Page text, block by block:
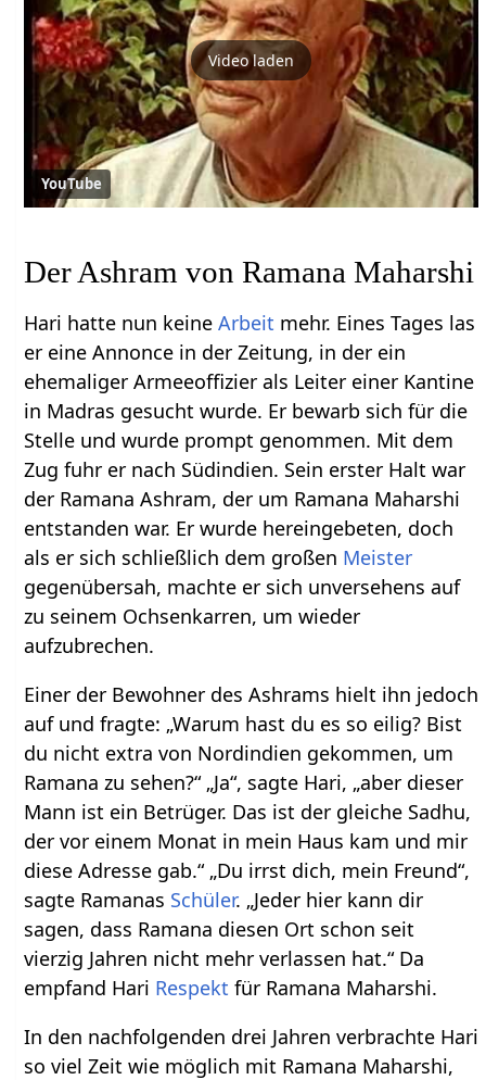
Video laden
YouTube
Der Ashram von Ramana Maharshi
Hari hatte nun keineArbeit mehr. Eines Tages las
er eine Annonce in der Zeitung, in der ein
ehemaliger Armeeoffizier als Leiter einer Kantine
in Madras gesucht wurde. Er bewarb sich für die
Stelle und wurde prompt genommen. Mit dem
Zug fuhr er nach Südindien. Sein erster Halt war
der Ramana Ashram, der um Ramana Maharshi
entstanden war. Er wurde hereingebeten, doch
als er sich schließlich dem großen Meister
gegenübersah, machte er sich unversehens auf
zu seinem Ochsenkarren, um wieder
aufzubrechen.
Einer der Bewohner des Ashrams hielt ihn jedoch
auf und fragte: „Warum hast du es so eilig? Bist
du nicht extra von Nordindien gekommen, um
Ramana zu sehen?“ „Ja“, sagte Hari, „aber dieser
Mann ist ein Betrüger. Das ist der gleiche Sadhu,
der vor einem Monat in mein Haus kam und mir
diese Adresse gab.“ „Du irrst dich, mein Freund“,
sagte Ramanas Schüler. „Jeder hier kann dir
sagen, dass Ramana diesen Ort schon seit
vierzig Jahren nicht mehr verlassen hat.“ Da
empfand Hari Respekt für Ramana Maharshi.
In den nachfolgenden drei Jahren verbrachte Hari
so viel Zeit wie möglich mit Ramana Maharshi,